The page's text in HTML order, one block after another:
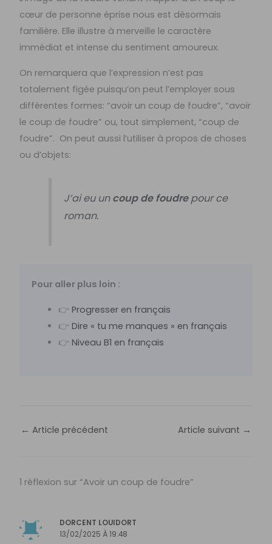
cœur de personne éprise nous est désormais
familière. Elle illustre à merveille le caractère
immédiat et intense du sentiment amoureux.
On remarquera que l’expression n’est pas
totalement figée puisqu’on peut l’employer sous
différentes formes: “avoir un coup de foudre”, “avoir
le coup de foudre” ou, tout simplement, “coup de
foudre”. On peut aussi l’utiliser à propos de choses
ou d’objets:
J’ai eu uncoup de foudrepour ce
roman.
Pour aller plus loin :
👉 Progresser en français
👉 Dire « tu me manques » en français
👉 Niveau B1 en français
← Article précédent Article suivant →
1 réflexion sur “Avoir un coup de foudre”
DORCENT LOUIDORT
13/02/2025 À 19:48